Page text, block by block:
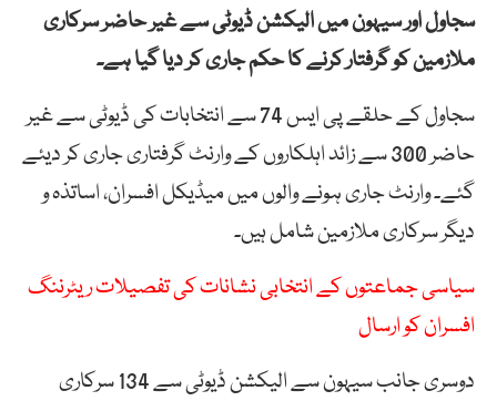
سجاول اور سیہون میں الیکشن ڈیوٹی سے غیر حاضر سرکاری
ملازمین کو گرفتار کرنے کا حکم جاری کر دیا گیا ہے۔
سجاول کے حلقے پی ایس 74 سے انتخابات کی ڈیوٹی سے غیر
حاضر 300 سے زائد اہلکاروں کے وارنٹ گرفتاری جاری کر دیئے
گئے۔ وارنٹ جاری ہونے والوں میں میڈیکل افسران، اساتذہ و
دیگر سرکاری ملازمین شامل ہیں۔
سیاسی جماعتوں کے انتخابی نشانات کی تفصیلات ریٹرننگ
افسران کو ارسال
دوسری جانب سیہون سے الیکشن ڈیوٹی سے 134 سرکاری